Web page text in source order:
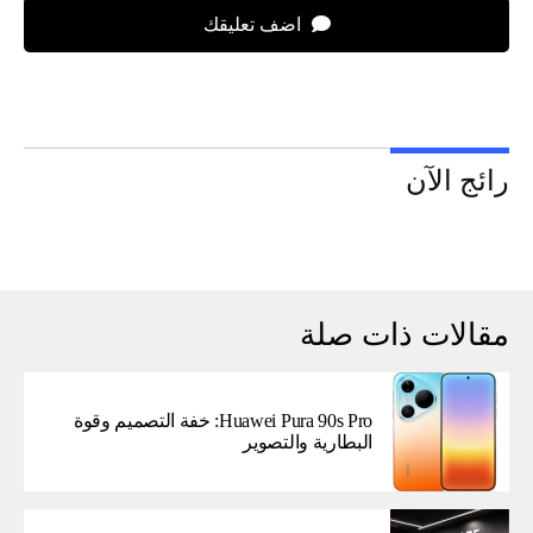
اضف تعليقك
رائج الآن
مقالات ذات صلة
Huawei Pura 90s Pro: خفة التصميم وقوة
البطارية والتصوير